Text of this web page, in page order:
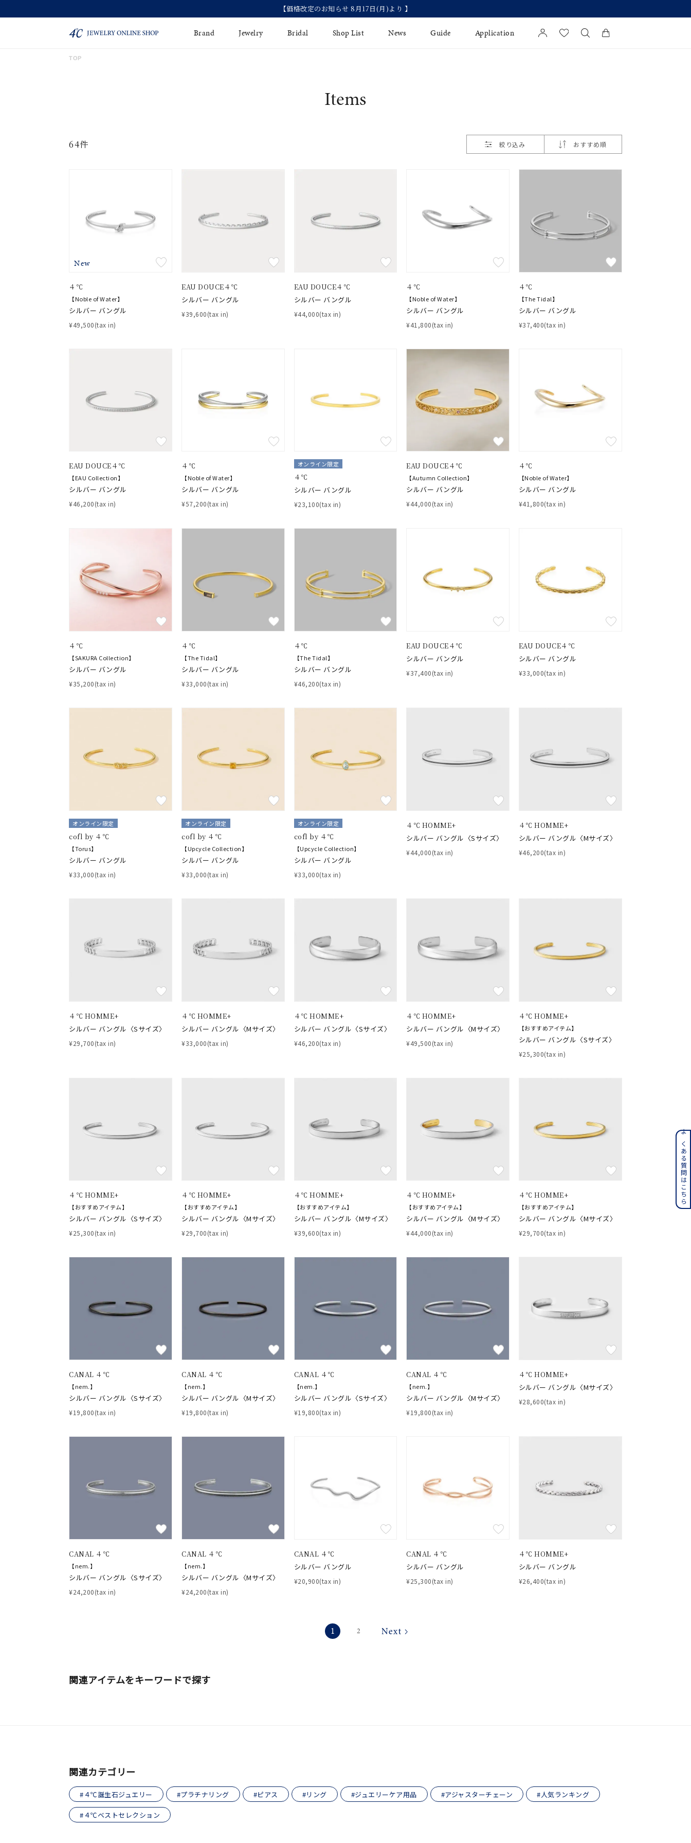
【価格改定のお知らせ 8月17日(月)より 】
Brand Jewelry
ペアブレスレット
すべてのアイテム
ブライダルリングはこ
Bridal Shop List News Guide
ブライダルリングの選び方
Application
キーワードで検索する
人気検索キーワード #ペア #ハーフエタニティリング #エタニティ #ダイヤモンド ネックレス
素材 プラチナ K18 K7 ゴールド ステンレス
ピンクカラー ホワイトカラー その他
誕生石
1月の誕生石 2月の誕生石 3月の誕生石 4月の誕生石 5月の誕生石
6月の誕生石
7月の誕生石
8月の誕生石 9月の誕生石 10月の誕生石 11月の誕生石 12月の誕生石
クロス
ダブルループ 星座 イニシャル リボン その他
レッド
マルチカラー
着用シーン オフィス ご褒美 記念日 誕生日 気分転換 デート 結婚式 推し活
コレクション
腕周りジュエリー
ベストセレクション
レディース
リングサイズ
～
在庫ありのみ すべて表示
リセット 絞り込んで検索する
TOP
Items
64件 絞り込み おすすめ順
おすすめ順
価格が安い
価格が高い
並び替え
New
４℃
【Noble of Water】
シルバー バングル
¥49,500(tax in)
EAU DOUCE４℃
シルバー バングル
¥39,600(tax in)
EAU DOUCE４℃
シルバー バングル
¥44,000(tax in)
４℃
【Noble of Water】
シルバー バングル
¥41,800(tax in)
４℃
【The Tidal】
シルバー バングル
¥37,400(tax in)
EAU DOUCE４℃
【EAU Collection】
シルバー バングル
¥46,200(tax in)
４℃
【Noble of Water】
シルバー バングル
¥57,200(tax in)
オンライン限定
４℃
シルバー バングル
¥23,100(tax in)
EAU DOUCE４℃
【Autumn Collection】
シルバー バングル
¥44,000(tax in)
４℃
【Noble of Water】
シルバー バングル
¥41,800(tax in)
４℃
【SAKURA Collection】
シルバー バングル
¥35,200(tax in)
４℃
【The Tidal】
シルバー バングル
¥33,000(tax in)
４℃
【The Tidal】
シルバー バングル
¥46,200(tax in)
EAU DOUCE４℃
シルバー バングル
¥37,400(tax in)
EAU DOUCE４℃
シルバー バングル
¥33,000(tax in)
オンライン限定
cofl by ４℃
【Torus】
シルバー バングル
¥33,000(tax in)
オンライン限定
cofl by ４℃
【Upcycle Collection】
シルバー バングル
¥33,000(tax in)
オンライン限定
cofl by ４℃
【Upcycle Collection】
シルバー バングル
¥33,000(tax in)
４℃ HOMME+
シルバー バングル〈Sサイズ〉
¥44,000(tax in)
４℃ HOMME+
シルバー バングル〈Mサイズ〉
¥46,200(tax in)
４℃ HOMME+
シルバー バングル〈Sサイズ〉
¥29,700(tax in)
４℃ HOMME+
シルバー バングル〈Mサイズ〉
¥33,000(tax in)
４℃ HOMME+
シルバー バングル〈Sサイズ〉
¥46,200(tax in)
４℃ HOMME+
シルバー バングル〈Mサイズ〉
¥49,500(tax in)
４℃ HOMME+
【おすすめアイテム】
シルバー バングル〈Sサイズ〉
¥25,300(tax in)
４℃ HOMME+
【おすすめアイテム】
シルバー バングル〈Sサイズ〉
¥25,300(tax in)
４℃ HOMME+
【おすすめアイテム】
シルバー バングル〈Mサイズ〉
¥29,700(tax in)
４℃ HOMME+
【おすすめアイテム】
シルバー バングル〈Mサイズ〉
¥39,600(tax in)
４℃ HOMME+
【おすすめアイテム】
シルバー バングル〈Mサイズ〉
¥44,000(tax in)
４℃ HOMME+
【おすすめアイテム】
シルバー バングル〈Mサイズ〉
¥29,700(tax in)
CANAL ４℃
【nem.】
シルバー バングル〈Sサイズ〉
¥19,800(tax in)
CANAL ４℃
【nem.】
シルバー バングル〈Mサイズ〉
¥19,800(tax in)
CANAL ４℃
【nem.】
シルバー バングル〈Sサイズ〉
¥19,800(tax in)
CANAL ４℃
【nem.】
シルバー バングル〈Mサイズ〉
¥19,800(tax in)
４℃ HOMME+
シルバー バングル〈Mサイズ〉
¥28,600(tax in)
CANAL ４℃
【nem.】
シルバー バングル〈Sサイズ〉
¥24,200(tax in)
CANAL ４℃
【nem.】
シルバー バングル〈Mサイズ〉
¥24,200(tax in)
CANAL ４℃
シルバー バングル
¥20,900(tax in)
CANAL ４℃
シルバー バングル
¥25,300(tax in)
４℃ HOMME+
シルバー バングル
¥26,400(tax in)
1 2
関連アイテムをキーワードで探す
関連カテゴリー
#４℃誕生石ジュエリー #プラチナリング #ピアス #リング #ジュエリーケア用品 #アジャスターチェーン #人気ランキング
#４℃ベストセレクション
よくある質問はこちら